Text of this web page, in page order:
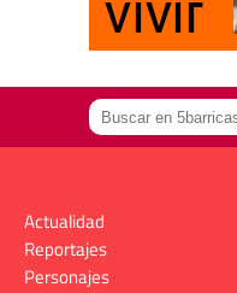
Actualidad
Reportajes
Personajes